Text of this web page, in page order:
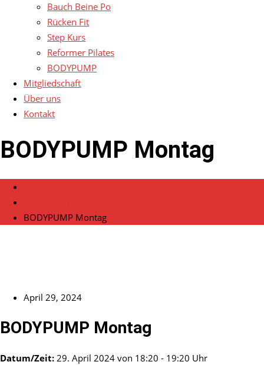
Bauch Beine Po
Rücken Fit
Step Kurs
Reformer Pilates
BODYPUMP
Mitgliedschaft
Über uns
Kontakt
BODYPUMP Montag
BODYPUMP Montag
April 29, 2024
BODYPUMP Montag
Datum/Zeit: 29. April 2024 von 18:20 - 19:20 Uhr